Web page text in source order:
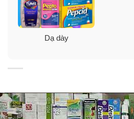
nhanh tan nên dễ dàng tạo nên
bám vào dạ dày, tác dụng trực tiếp
Giúp bạn xóa tan các triệu chứng
Dạ dày